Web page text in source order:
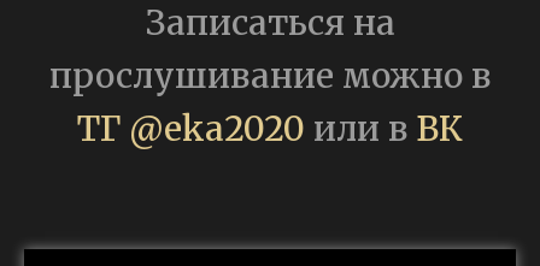
Записаться на
прослушивание можно в
ТГ @eka2020 или в ВК